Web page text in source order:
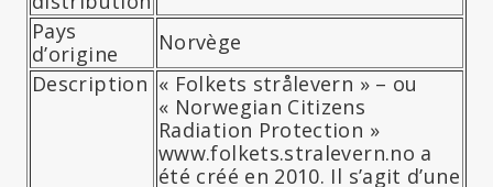
Pays
d’origine
Norvège
Description « Folkets strålevern » – ou
« Norwegian Citizens
Radiation Protection »
www.folkets.stralevern.no a
été créé en 2010. Il s’agit d’une